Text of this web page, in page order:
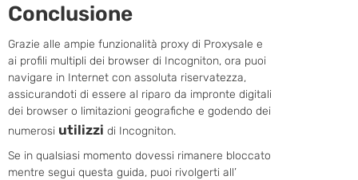
Conclusione
Grazie alle ampie funzionalità proxy di Proxysale e
ai profili multipli dei browser di Incogniton, ora puoi
navigare in Internet con assoluta riservatezza,
assicurandoti di essere al riparo da impronte digitali
dei browser o limitazioni geografiche e godendo dei
numerosi utilizzi di Incogniton.
Se in qualsiasi momento dovessi rimanere bloccato
mentre segui questa guida, puoi rivolgerti all’